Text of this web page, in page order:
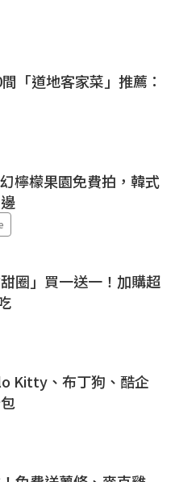
「道地客家菜」推薦：
檸檬果園免費拍，韓式
圈」買一送一！加購超
Kitty、布丁狗、酷企